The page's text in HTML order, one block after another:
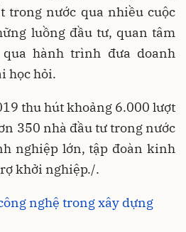
trong nước qua nhiều cuộc
luồng đầu tư, quan tâm
hành trình đưa doanh
học hỏi.
thu hút khoảng 6.000 lượt
350 nhà đầu tư trong nước
nghiệp lớn, tập đoàn kinh
khởi nghiệp./.
nghệ trong xây dựng